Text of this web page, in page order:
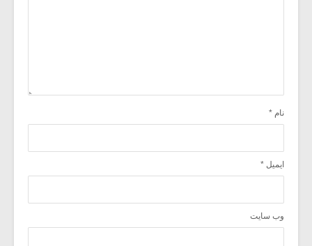
نام *
ایمیل *
وب‌ سایت